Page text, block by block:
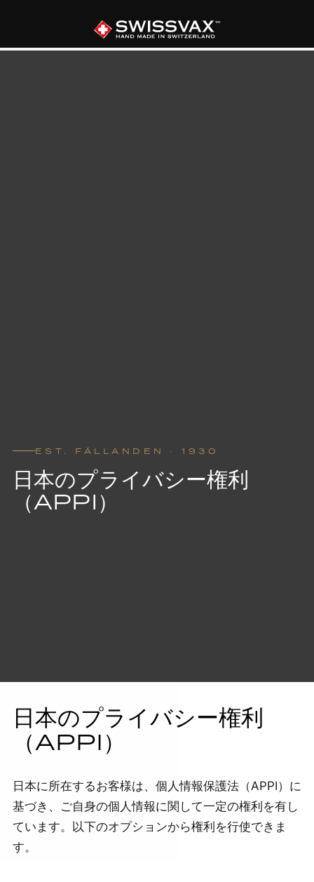
EST. FÄLLANDEN · 1930
日本のプライバシー権利
（APPI）
日本のプライバシー権利
（APPI）
日本に所在するお客様は、個人情報保護法（APPI）に
基づき、ご自身の個人情報に関して一定の権利を有し
ています。以下のオプションから権利を行使できま
す。